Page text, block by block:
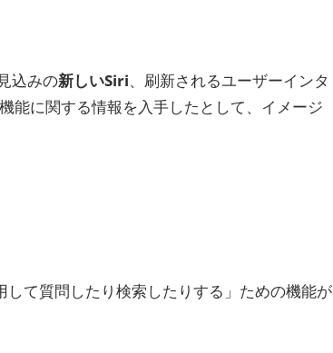
込みの新しいSiri、刷新されるユーザーインタ
能に関する情報を入手したとして、イメージ
て質問したり検索したりする」ための機能が